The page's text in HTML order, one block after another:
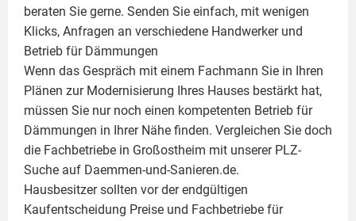
beraten Sie gerne. Senden Sie einfach, mit wenigen
Klicks, Anfragen an verschiedene Handwerker und
Betrieb für Dämmungen
Wenn das Gespräch mit einem Fachmann Sie in Ihren
Plänen zur Modernisierung Ihres Hauses bestärkt hat,
müssen Sie nur noch einen kompetenten Betrieb für
Dämmungen in Ihrer Nähe finden. Vergleichen Sie doch
die Fachbetriebe in Großostheim mit unserer PLZ-
Suche auf Daemmen-und-Sanieren.de.
Hausbesitzer sollten vor der endgültigen
Kaufentscheidung Preise und Fachbetriebe für